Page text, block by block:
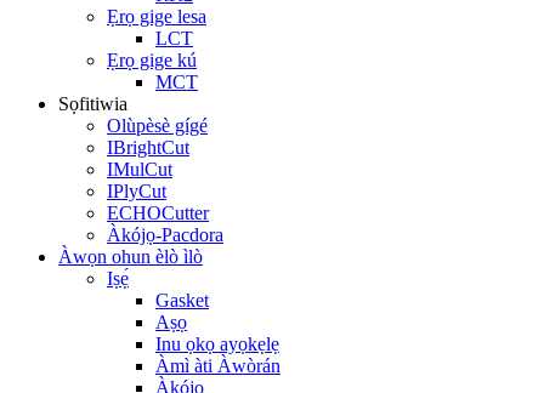
Ẹrọ gige lesa
LCT
Ẹrọ gige kú
MCT
Sọfitiwia
Olùpèsè gígé
IBrightCut
IMulCut
IPlyCut
ECHOCutter
Àkójọ-Pacdora
Àwọn ohun èlò ìlò
Iṣẹ́
Gasket
Aṣọ
Inu ọkọ ayọkẹlẹ
Àmì àti Àwòrán
Àkójọ